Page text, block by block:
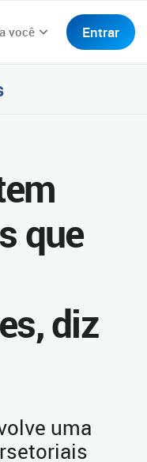
você Entrar
que
diz
uma